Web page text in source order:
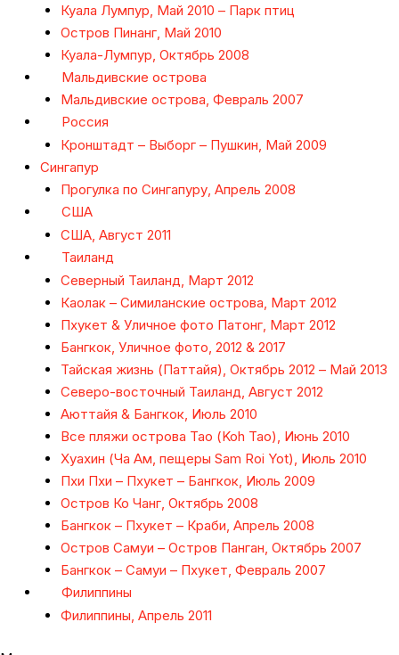
Куала Лумпур, Май 2010 – Парк птиц
Остров Пинанг, Май 2010
Куала-Лумпур, Октябрь 2008
Мальдивские острова
Мальдивские острова, Февраль 2007
Россия
Кронштадт – Выборг – Пушкин, Май 2009
Сингапур
Прогулка по Сингапуру, Апрель 2008
США
США, Август 2011
Таиланд
Северный Таиланд, Март 2012
Каолак – Симиланские острова, Март 2012
Пхукет & Уличное фото Патонг, Март 2012
Бангкок, Уличное фото, 2012 & 2017
Тайская жизнь (Паттайя), Октябрь 2012 – Май 2013
Северо-восточный Таиланд, Август 2012
Аюттайя & Бангкок, Июль 2010
Все пляжи острова Тао (Koh Tao), Июнь 2010
Хуахин (Ча Ам, пещеры Sam Roi Yot), Июль 2010
Пхи Пхи – Пхукет – Бангкок, Июль 2009
Остров Ко Чанг, Октябрь 2008
Бангкок – Пхукет – Краби, Апрель 2008
Остров Самуи – Остров Панган, Октябрь 2007
Бангкок – Самуи – Пхукет, Февраль 2007
Филиппины
Филиппины, Апрель 2011